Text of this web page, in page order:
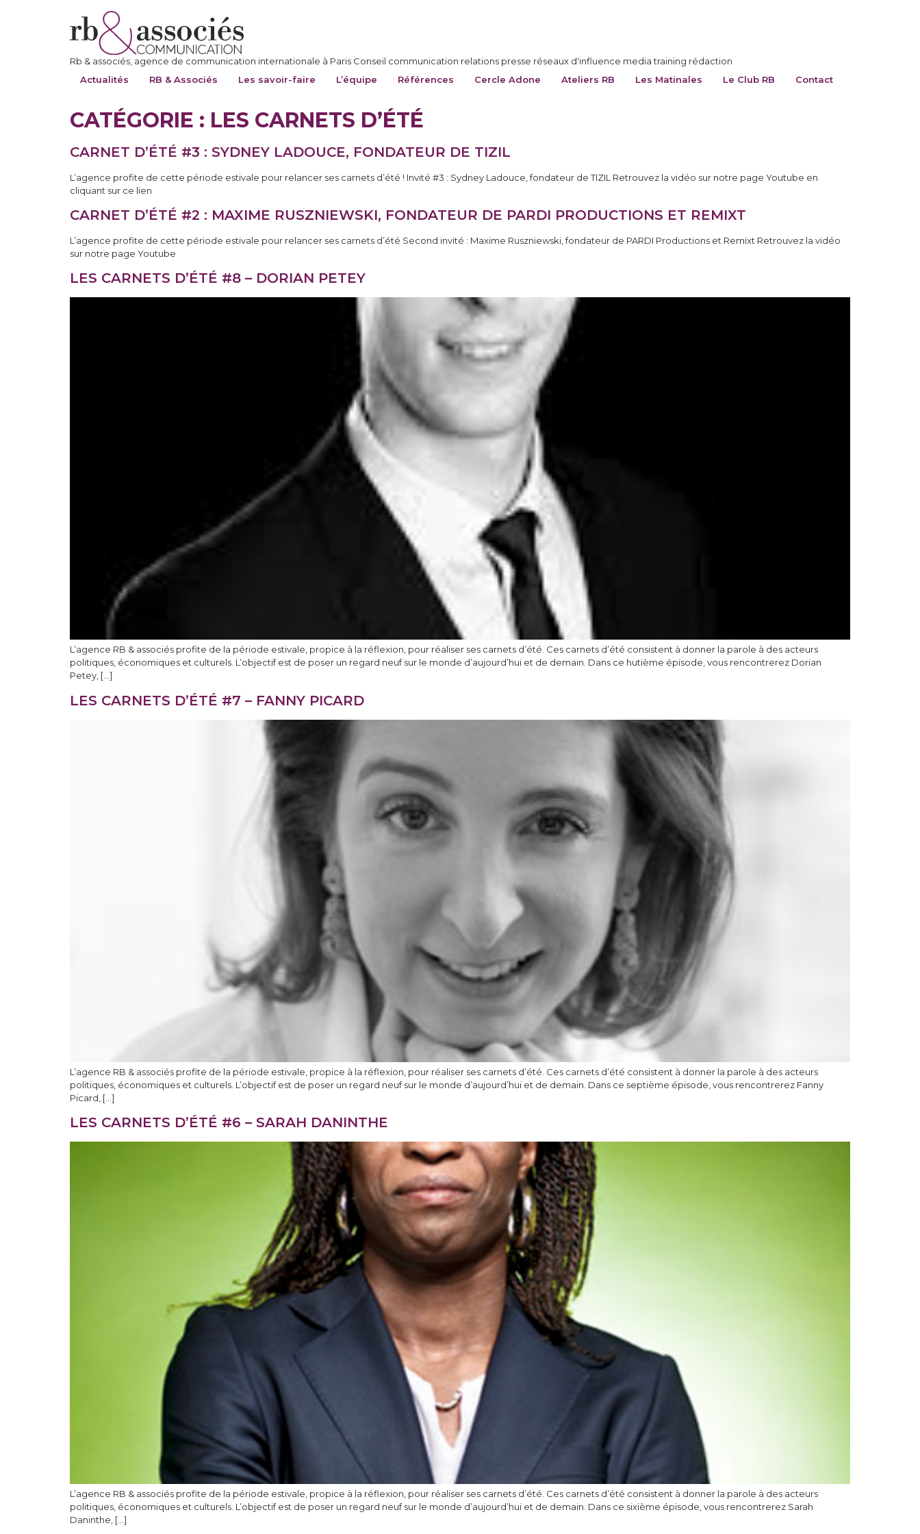
Rb & associés, agence de communication internationale à Paris Conseil communication relations presse réseaux d'influence media training rédaction
Actualités
RB & Associés Les savoir-faire L’équipe Références Cercle Adone Ateliers RB Les Matinales Le Club RB Contact
CATÉGORIE : LES CARNETS D’ÉTÉ
CARNET D’ÉTÉ #3 : SYDNEY LADOUCE, FONDATEUR DE TIZIL
L’agence profite de cette période estivale pour relancer ses carnets d’été ! Invité #3 : Sydney Ladouce, fondateur de TIZIL Retrouvez la vidéo sur notre page Youtube en
cliquant sur ce lien
CARNET D’ÉTÉ #2 : MAXIME RUSZNIEWSKI, FONDATEUR DE PARDI PRODUCTIONS ET REMIXT
L’agence profite de cette période estivale pour relancer ses carnets d’été Second invité : Maxime Ruszniewski, fondateur de PARDI Productions et Remixt Retrouvez la vidéo
sur notre page Youtube
LES CARNETS D’ÉTÉ #8 – DORIAN PETEY
L’agence RB & associés profite de la période estivale, propice à la réflexion, pour réaliser ses carnets d’été. Ces carnets d’été consistent à donner la parole à des acteurs
politiques, économiques et culturels. L’objectif est de poser un regard neuf sur le monde d’aujourd’hui et de demain. Dans ce hutième épisode, vous rencontrerez Dorian
Petey, […]
LES CARNETS D’ÉTÉ #7 – FANNY PICARD
L’agence RB & associés profite de la période estivale, propice à la réflexion, pour réaliser ses carnets d’été. Ces carnets d’été consistent à donner la parole à des acteurs
politiques, économiques et culturels. L’objectif est de poser un regard neuf sur le monde d’aujourd’hui et de demain. Dans ce septième épisode, vous rencontrerez Fanny
Picard, […]
LES CARNETS D’ÉTÉ #6 – SARAH DANINTHE
L’agence RB & associés profite de la période estivale, propice à la réflexion, pour réaliser ses carnets d’été. Ces carnets d’été consistent à donner la parole à des acteurs
politiques, économiques et culturels. L’objectif est de poser un regard neuf sur le monde d’aujourd’hui et de demain. Dans ce sixième épisode, vous rencontrerez Sarah
Daninthe, […]